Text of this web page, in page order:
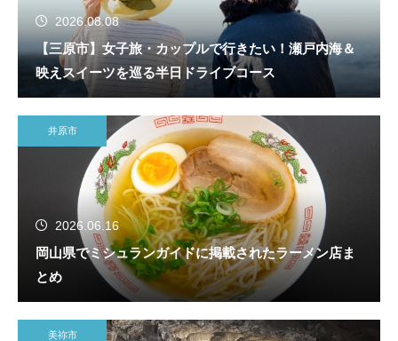
2026.08.08
【三原市】女子旅・カップルで行きたい！瀬戸内海＆
映えスイーツを巡る半日ドライブコース
井原市
2026.06.16
岡山県でミシュランガイドに掲載されたラーメン店ま
とめ
美祢市